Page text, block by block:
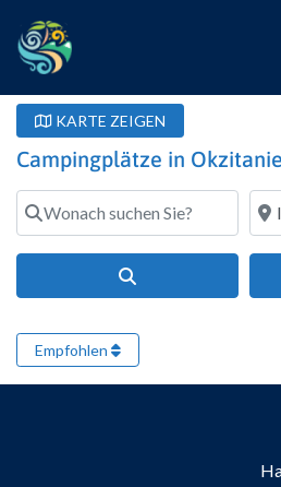
KARTE ZEIGEN
Campingplätze in
Wonach suchen Sie? Wo?
Empfohlen